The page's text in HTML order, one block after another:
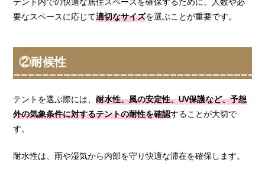
要なスペースに応じて適切なサイズを選ぶことが重要です。
②耐候性
テントを選ぶ際には、耐水性、風の安定性、UV保護など、予想
外の気象条件に対するテントの耐性を確認することが大切で
す。
耐水性は、雨や湿気から内部を守り快適な滞在を確保します。